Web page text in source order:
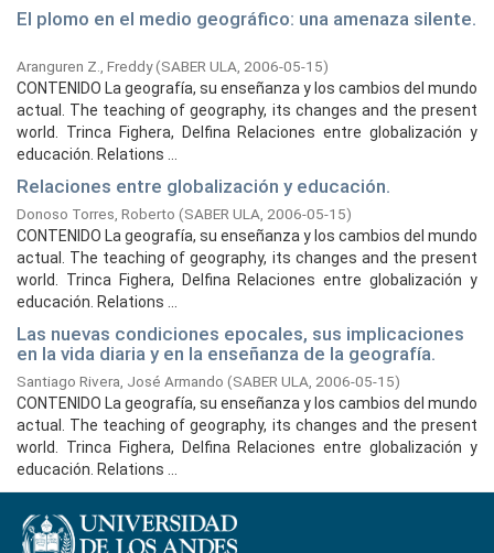
El plomo en el medio geográfico: una amenaza silente.
Aranguren Z., Freddy(SABER ULA, 2006-05-15)
CONTENIDO La geografía, su enseñanza y los cambios del mundo
actual. The teaching of geography, its changes and the present
world. Trinca Fighera, Delfina Relaciones entre globalización y
educación. Relations ...
Relaciones entre globalización y educación.
Donoso Torres, Roberto (SABER ULA, 2006-05-15)
CONTENIDO La geografía, su enseñanza y los cambios del mundo
actual. The teaching of geography, its changes and the present
world. Trinca Fighera, Delfina Relaciones entre globalización y
educación. Relations ...
Las nuevas condiciones epocales, sus implicaciones
en la vida diaria y en la enseñanza de la geografía.
Santiago Rivera, José Armando (SABER ULA, 2006-05-15)
CONTENIDO La geografía, su enseñanza y los cambios del mundo
actual. The teaching of geography, its changes and the present
world. Trinca Fighera, Delfina Relaciones entre globalización y
educación. Relations ...